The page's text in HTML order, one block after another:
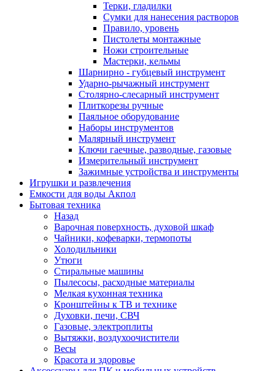
Терки, гладилки
Сумки для нанесения растворов
Правило, уровень
Пистолеты монтажные
Ножи строительные
Мастерки, кельмы
Шарнирно - губцевый инструмент
Ударно-рычажный инструмент
Столярно-слесарный инструмент
Плиткорезы ручные
Паяльное оборудование
Наборы инструментов
Малярный инструмент
Ключи гаечные, разводные, газовые
Измерительный инструмент
Зажимные устройства и инструменты
Игрушки и развлечения
Емкости для воды Акпол
Бытовая техника
Назад
Варочная поверхность, духовой шкаф
Чайники, кофеварки, термопоты
Холодильники
Утюги
Стиральные машины
Пылесосы, расходные материалы
Мелкая кухонная техника
Кронштейны к ТВ и технике
Духовки, печи, СВЧ
Газовые, электроплиты
Вытяжки, воздухоочистители
Весы
Красота и здоровье